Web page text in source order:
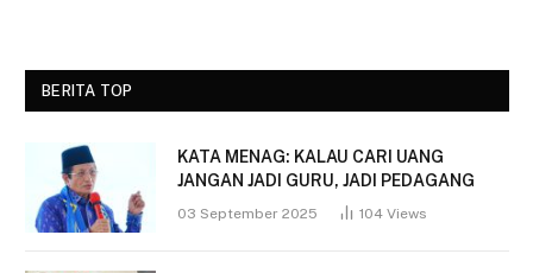
BERITA TOP
KATA MENAG: KALAU CARI UANG
JANGAN JADI GURU, JADI PEDAGANG
03 September 2025 104 Views